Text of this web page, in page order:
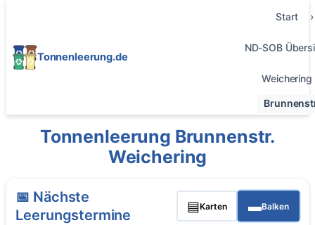
Tonnenleerung.de
Start
ND-SOB
Weichering
Tonnenleerung Brunnenstr.
Weichering
📅 Nächste
Leerungstermine
▤Karten ▬Balken